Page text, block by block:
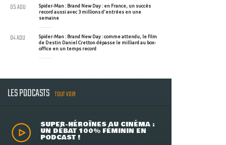
Spider-Man : Brand New Day : en France, un succès
record aussi avec 3 millions d'entrées en une
semaine
05 AOU
Spider-Man : Brand New Day : comme attendu, le film
de Destin Daniel Cretton dépasse le milliard au box-
office en un temps record
04 AOU
LES PODCASTS TOUT VOIR
SUPER-HÉROÏNES AU CINÉMA :
UN DÉBAT 100% FÉMININ EN
PODCAST !